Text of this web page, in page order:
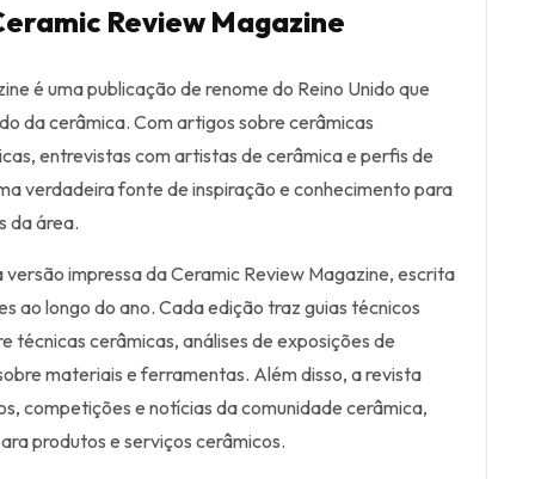
Review Magazine
é uma publicação de renome do Reino Unido que
da cerâmica. Com artigos sobre cerâmicas
entrevistas com artistas de cerâmica e perfis de
verdadeira fonte de inspiração e conhecimento para
da área.
impressa da Ceramic Review Magazine, escrita
ao longo do ano. Cada edição traz guias técnicos
técnicas cerâmicas, análises de exposições de
materiais e ferramentas. Além disso, a revista
competições e notícias da comunidade cerâmica,
produtos e serviços cerâmicos.